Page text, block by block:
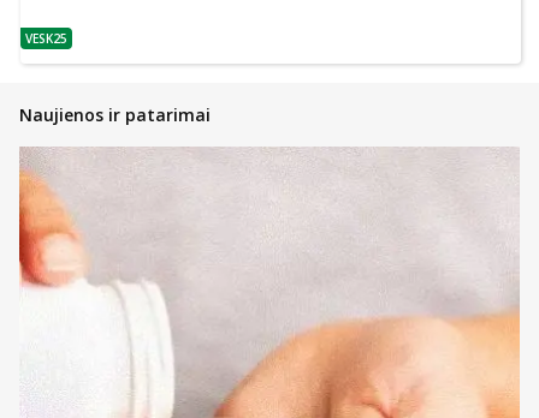
patarimas
VESK25
Naujienos ir patarimai